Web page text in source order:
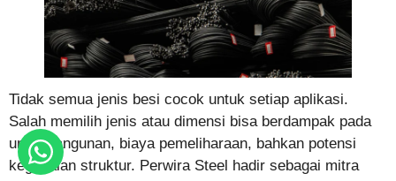
Tidak semua jenis besi cocok untuk setiap aplikasi.
Salah memilih jenis atau dimensi bisa berdampak pada
umur bangunan, biaya pemeliharaan, bahkan potensi
kegagalan struktur. Perwira Steel hadir sebagai mitra